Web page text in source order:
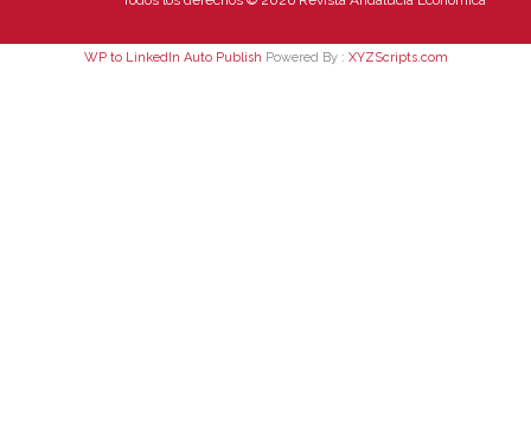
WP to LinkedIn Auto Publish Powered By : XYZScripts.com